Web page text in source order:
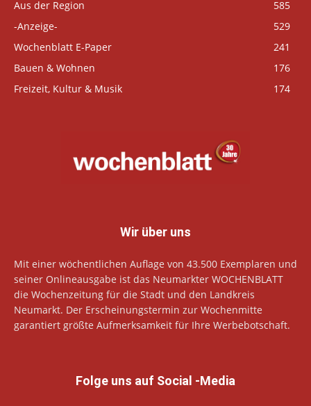
Aus der Region
585
-Anzeige-
529
Wochenblatt E-Paper
241
Bauen & Wohnen
176
Freizeit, Kultur & Musik
174
Wir über uns
Mit einer wöchentlichen Auflage von 43.500 Exemplaren und
seiner Onlineausgabe ist das Neumarkter WOCHENBLATT
die Wochenzeitung für die Stadt und den Landkreis
Neumarkt. Der Erscheinungstermin zur Wochenmitte
garantiert größte Aufmerksamkeit für Ihre Werbebotschaft.
Folge uns auf Social -Media